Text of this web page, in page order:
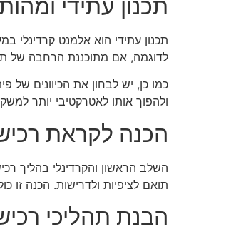
תכנון עתידי
תכנון עתידי הוא אלמנט קרדינלי
לדוגמה, אם מתוכננת הרחבה של
כמו כן, יש לבחון את הכיוונים של
ולהפוך אותו לאטרקטיבי יותר
הכנה לקראת
השלב הראשון והקרדינלי בהליך
תואם לציפיות ולדרישות. הכנה
הבנת תהליכי